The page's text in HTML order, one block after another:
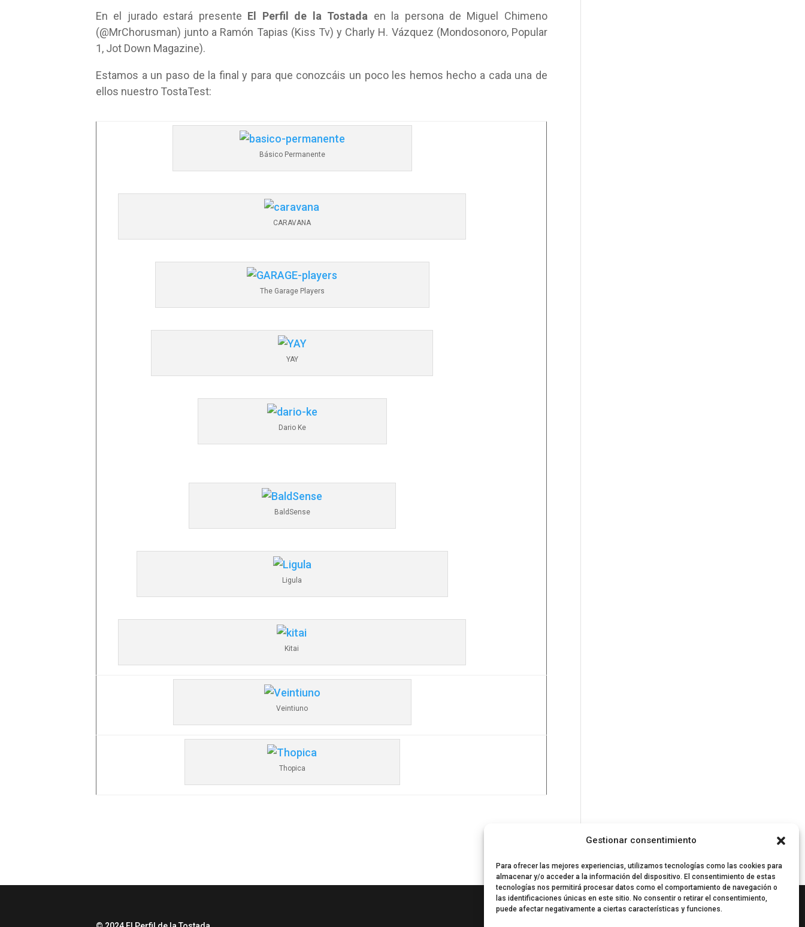
Gestionar consentimiento
Para ofrecer las mejores experiencias, utilizamos tecnologías como las cookies para
almacenar y/o acceder a la información del dispositivo. El consentimiento de estas
tecnologías nos permitirá procesar datos como el comportamiento de navegación o
las identificaciones únicas en este sitio. No consentir o retirar el consentimiento,
puede afectar negativamente a ciertas características y funciones.
En el jurado estará presente El Perfil de la Tostada en la persona de Miguel Chimeno
(@MrChorusman) junto a Ramón Tapias (Kiss Tv) y Charly H. Vázquez (Mondosonoro, Popular
1, Jot Down Magazine).
Estamos a un paso de la final y para que conozcáis un poco les hemos hecho a cada una de
ellos nuestro TostaTest:
Básico Permanente
CARAVANA
The Garage Players
YAY
Dario Ke
BaldSense
Ligula
Kitai
Veintiuno
Thopica